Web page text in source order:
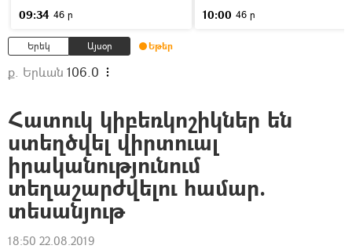
09:34 46 ր 10:00 46 ր
Երեկ Այսօր Եթեր
ք. Երևան 106.0
Հատուկ կիբեռկոշիկներ են
ստեղծվել վիրտուալ
իրականությունում
տեղաշարժվելու համար.
տեսանյութ
18:50 22.08.2019